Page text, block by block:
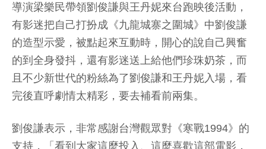
導演梁樂民帶領劉俊謙與王丹妮來台跑映後活動，
有影迷把自己打扮成《九龍城寨之圍城》中劉俊謙
的造型示愛，被點起來互動時，開心的說自己興奮
的到全身發抖，還有影迷送上給他們珍珠奶茶，而
且不少新世代的粉絲為了劉俊謙和王丹妮入場，看
完後直呼劇情太精彩，要去補看前兩集。
劉俊謙表示，非常感謝台灣觀眾對《寒戰1994》的
支持，「看到大家這麼投入、這麼喜歡這部電影，